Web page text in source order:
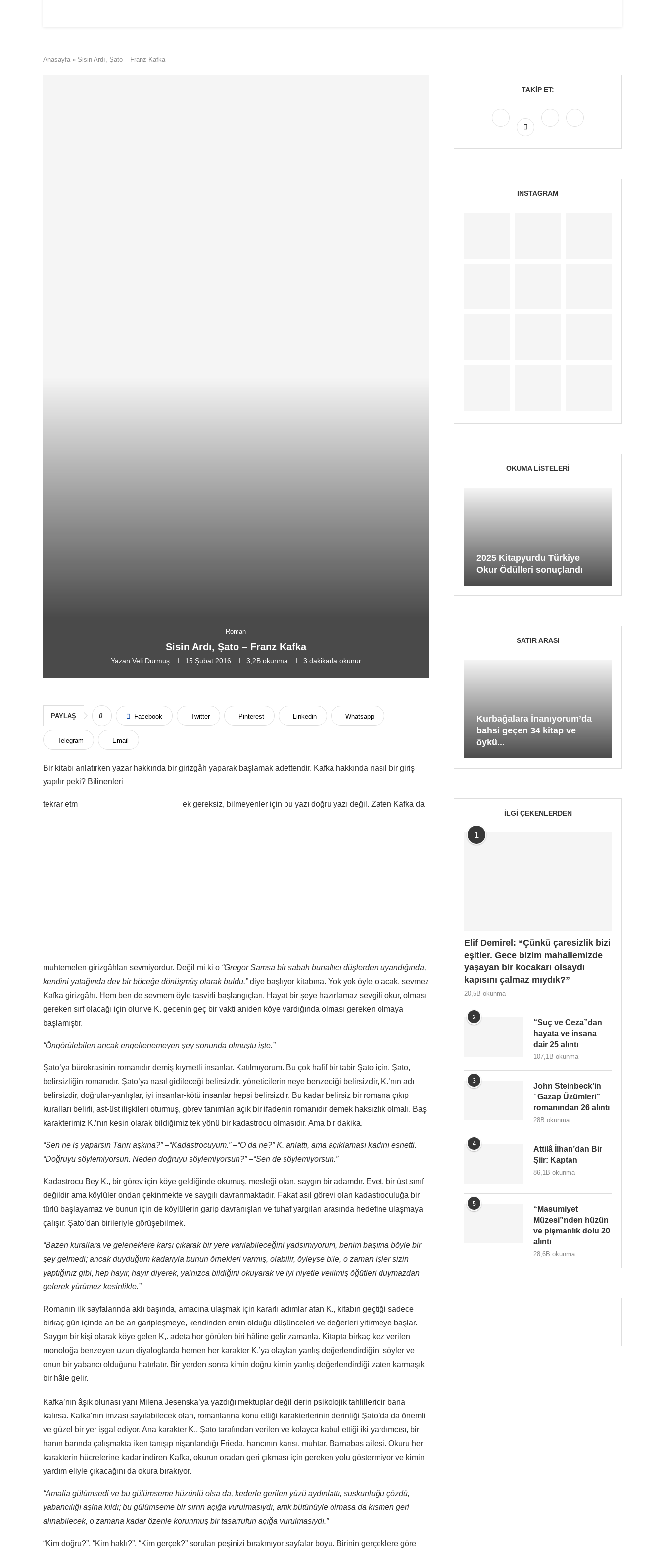
Anasayfa » Sisin Ardı, Şato – Franz Kafka
Roman
Sisin Ardı, Şato – Franz Kafka
Yazan Veli Durmuş 15 Şubat 2016 3,2Bokunma 3 dakikada okunur
PAYLAŞ 0 Facebook Twitter Pinterest Linkedin Whatsapp
Telegram Email
Bir kitabı anlatırken yazar hakkında bir girizgâh yaparak başlamak adettendir. Kafka hakkında nasıl bir giriş
yapılır peki? Bilinenleri
tekrar etm ek gereksiz, bilmeyenler için bu yazı doğru yazı değil. Zaten Kafka da
muhtemelen girizgâhları sevmiyordur. Değil mi ki o “Gregor Samsa bir sabah bunaltıcı düşlerden uyandığında,
kendini yatağında dev bir böceğe dönüşmüş olarak buldu.”diye başlıyor kitabına. Yok yok öyle olacak, sevmez
Kafka girizgâhı. Hem ben de sevmem öyle tasvirli başlangıçları. Hayat bir şeye hazırlamaz sevgili okur, olması
gereken sırf olacağı için olur ve K. gecenin geç bir vakti aniden köye vardığında olması gereken olmaya
başlamıştır.
“Öngörülebilen ancak engellenemeyen şey sonunda olmuştu işte.”
Şato’ya bürokrasinin romanıdır demiş kıymetli insanlar. Katılmıyorum. Bu çok hafif bir tabir Şato için. Şato,
belirsizliğin romanıdır. Şato’ya nasıl gidileceği belirsizdir, yöneticilerin neye benzediği belirsizdir, K.’nın adı
belirsizdir, doğrular-yanlışlar, iyi insanlar-kötü insanlar hepsi belirsizdir. Bu kadar belirsiz bir romana çıkıp
kuralları belirli, ast-üst ilişkileri oturmuş, görev tanımları açık bir ifadenin romanıdır demek haksızlık olmalı. Baş
karakterimiz K.’nın kesin olarak bildiğimiz tek yönü bir kadastrocu olmasıdır. Ama bir dakika.
“Sen ne iş yaparsın Tanrı aşkına?” –“Kadastrocuyum.” –“O da ne?” K. anlattı, ama açıklaması kadını esnetti.
“Doğruyu söylemiyorsun. Neden doğruyu söylemiyorsun?” –“Sen de söylemiyorsun.”
Kadastrocu Bey K., bir görev için köye geldiğinde okumuş, mesleği olan, saygın bir adamdır. Evet, bir üst sınıf
değildir ama köylüler ondan çekinmekte ve saygılı davranmaktadır. Fakat asıl görevi olan kadastroculuğa bir
türlü başlayamaz ve bunun için de köylülerin garip davranışları ve tuhaf yargıları arasında hedefine ulaşmaya
çalışır: Şato’dan birileriyle görüşebilmek.
“Bazen kurallara ve geleneklere karşı çıkarak bir yere varılabileceğini yadsımıyorum, benim başıma böyle bir
şey gelmedi; ancak duyduğum kadarıyla bunun örnekleri varmış, olabilir, öyleyse bile, o zaman işler sizin
yaptığınız gibi, hep hayır, hayır diyerek, yalnızca bildiğini okuyarak ve iyi niyetle verilmiş öğütleri duymazdan
gelerek yürümez kesinlikle.”
Romanın ilk sayfalarında aklı başında, amacına ulaşmak için kararlı adımlar atan K., kitabın geçtiği sadece
birkaç gün içinde an be an garipleşmeye, kendinden emin olduğu düşünceleri ve değerleri yitirmeye başlar.
Saygın bir kişi olarak köye gelen K,. adeta hor görülen biri hâline gelir zamanla. Kitapta birkaç kez verilen
monoloğa benzeyen uzun diyaloglarda hemen her karakter K.’ya olayları yanlış değerlendirdiğini söyler ve
onun bir yabancı olduğunu hatırlatır. Bir yerden sonra kimin doğru kimin yanlış değerlendirdiği zaten karmaşık
bir hâle gelir.
Kafka’nın âşık olunası yanı Milena Jesenska’ya yazdığı mektuplar değil derin psikolojik tahlilleridir bana
kalırsa. Kafka’nın imzası sayılabilecek olan, romanlarına konu ettiği karakterlerinin derinliği Şato’da da önemli
ve güzel bir yer işgal ediyor. Ana karakter K., Şato tarafından verilen ve kolayca kabul ettiği iki yardımcısı, bir
hanın barında çalışmakta iken tanışıp nişanlandığı Frieda, hancının karısı, muhtar, Barnabas ailesi. Okuru her
karakterin hücrelerine kadar indiren Kafka, okurun oradan geri çıkması için gereken yolu göstermiyor ve kimin
yardım eliyle çıkacağını da okura bırakıyor.
“Amalia gülümsedi ve bu gülümseme hüzünlü olsa da, kederle gerilen yüzü aydınlattı, suskunluğu çözdü,
yabancılığı aşina kıldı; bu gülümseme bir sırrın açığa vurulmasıydı, artık bütünüyle olmasa da kısmen geri
alınabilecek, o zamana kadar özenle korunmuş bir tasarrufun açığa vurulmasıydı.”
“Kim doğru?”, “Kim haklı?”, “Kim gerçek?” soruları peşinizi bırakmıyor sayfalar boyu. Birinin gerçeklere göre
TAKIP ET:
INSTAGRAM
OKUMA LISTELERI
2025 Kitapyurdu Türkiye
Okur Ödülleri sonuçlandı
SATIR ARASI
Kurbağalara İnanıyorum’da
bahsi geçen 34 kitap ve
öykü...
İLGI ÇEKENLERDEN
1
Elif Demirel: “Çünkü çaresizlik bizi
eşitler. Gece bizim mahallemizde
yaşayan bir kocakarı olsaydı
kapısını çalmaz mıydık?”
20,5B okunma
2
“Suç ve Ceza”dan
hayata ve insana
dair 25 alıntı
107,1B okunma
3
John Steinbeck’in
“Gazap Üzümleri”
romanından 26 alıntı
28B okunma
4
Attilâ İlhan’dan Bir
Şiir: Kaptan
86,1B okunma
5
“Masumiyet
Müzesi”nden hüzün
ve pişmanlık dolu 20
alıntı
28,6B okunma